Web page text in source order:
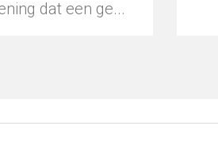
dat een ge...